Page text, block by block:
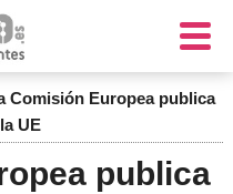
Comisión Europea publica
UE
publica